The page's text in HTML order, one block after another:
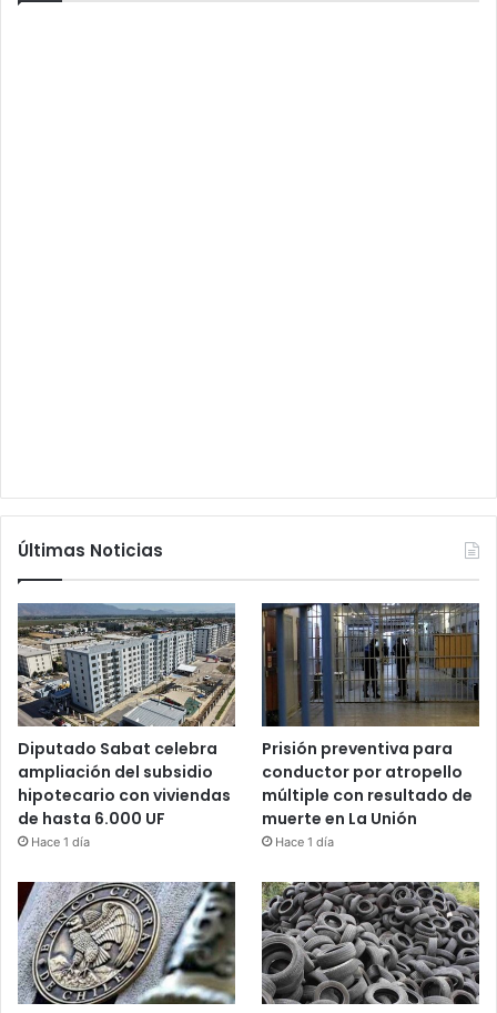
Últimas Noticias
Diputado Sabat celebra
ampliación del subsidio
hipotecario con viviendas
de hasta 6.000 UF
Hace 1 día
Prisión preventiva para
conductor por atropello
múltiple con resultado de
muerte en La Unión
Hace 1 día